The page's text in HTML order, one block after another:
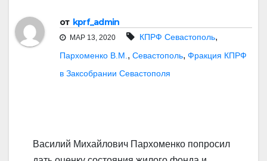
от kprf_admin
МАР 13, 2020 КПРФ Севастополь,
Пархоменко В.М., Севастополь, Фракция КПРФ
в Заксобрании Севастополя
Василий Михайлович Пархоменко попросил